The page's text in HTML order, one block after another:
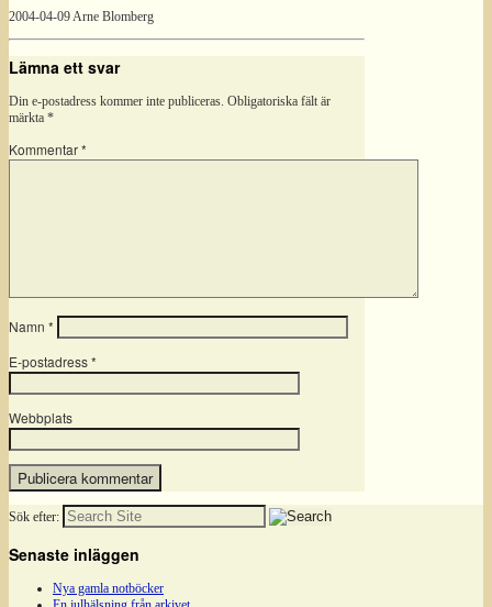
2004-04-09 Arne Blomberg
Lämna ett svar
Din e-postadress kommer inte publiceras. Obligatoriska fält är
märkta *
Kommentar*
Namn *
E-postadress*
Webbplats
Sök efter:
Senaste inläggen
Nya gamla notböcker